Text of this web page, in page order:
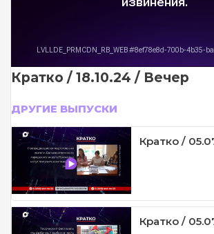
Кратко / 18.10.24 / Вечер
ДРУГИЕ ВЫПУСКИ
Кратко /
Кратко /